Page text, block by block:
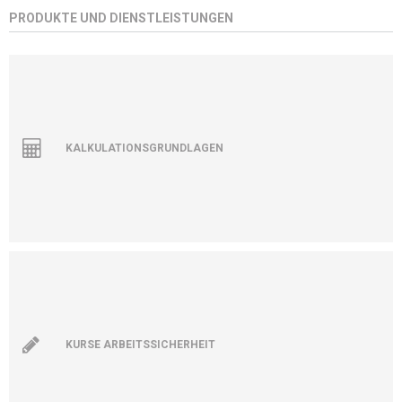
PRODUKTE UND DIENSTLEISTUNGEN
KALKULATIONSGRUNDLAGEN
KURSE ARBEITSSICHERHEIT